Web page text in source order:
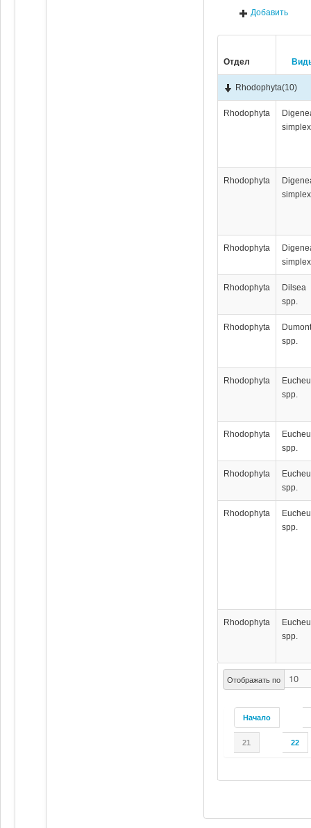
Добавить
Отдел
Отображать по
Начало
21 22
Rhodophyta(10)
Rhodophyta
simplex
Rhodophyta
simplex
Rhodophyta
simplex
Rhodophyta
Dilsea
spp.
Rhodophyta
spp.
Rhodophyta
spp.
Rhodophyta
spp.
Rhodophyta
spp.
Rhodophyta
spp.
Rhodophyta
spp.